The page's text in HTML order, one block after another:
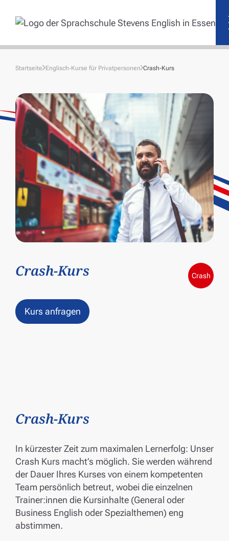
Startseite Englisch-Kurse für Privatpersonen Crash-Kurs
Crash-Kurs Crash
Kurs anfragen
Crash-Kurs
In kürzester Zeit zum maximalen Lernerfolg: Unser
Crash Kurs macht’s möglich. Sie werden während
der Dauer Ihres Kurses von einem kompetenten
Team persönlich betreut, wobei die einzelnen
Trainer:innen die Kursinhalte (General oder
Business English oder Spezialthemen) eng
abstimmen.